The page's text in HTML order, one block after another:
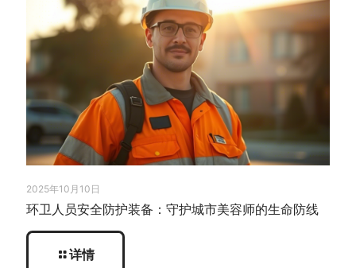
2025年10月10日
环卫人员安全防护装备：守护城市美容师的生命防线
详情